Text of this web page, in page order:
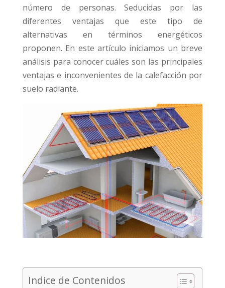
número de personas. Seducidas por las
diferentes ventajas que este tipo de
alternativas en términos energéticos
proponen. En este artículo iniciamos un breve
análisis para conocer cuáles son las principales
ventajas e inconvenientes de la calefacción por
suelo radiante.
Indice de Contenidos